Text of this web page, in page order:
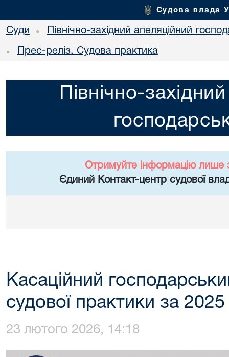
Судова влада
Суди • Північно-західний апеляційний
• Прес-реліз. Судова практика
Північно-
Отримуйте інформацію лише
Єдиний Контакт-центр судової
Касаційний
судової практики за 2025
23 лютого 2026, 14:18